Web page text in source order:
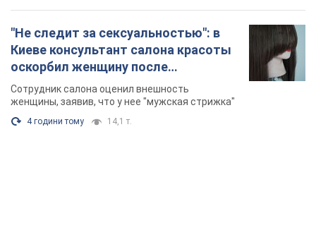
"Не следит за сексуальностью": в
Киеве консультант салона красоты
оскорбил женщину после
химиотерапии, разгорелся скандал.
Фото
Сотрудник салона оценил внешность
женщины, заявив, что у нее "мужская стрижка"
4 години тому 14,1 т.